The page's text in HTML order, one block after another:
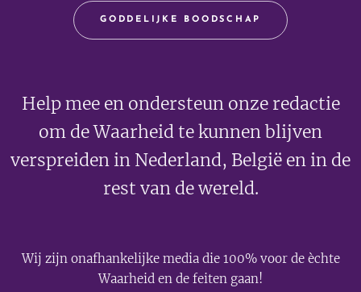
GODDELIJKE BOODSCHAP
Help mee en ondersteun onze redactie
om de Waarheid te kunnen blijven
verspreiden in Nederland, België en in de
rest van de wereld.
Wij zijn onafhankelijke media die 100% voor de èchte
Waarheid en de feiten gaan!